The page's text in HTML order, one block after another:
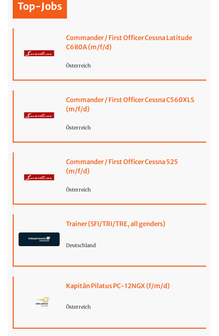
Top-Jobs
Commander / First Officer Cessna Latitude
C680A (m/f/d)
Österreich
Commander / First Officer Cessna C560XLS
(m/f/d)
Österreich
Commander / First Officer Cessna 525
(m/f/d)
Österreich
Trainer (SFI/TRI/TRE, all genders)
Deutschland
Kapitän Pilatus PC-12NGX (f/m/d)
Österreich